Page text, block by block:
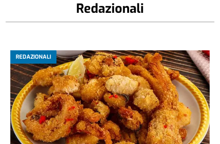
Redazionali
REDAZIONALI